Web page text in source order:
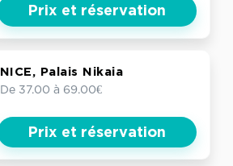
Prix et réservation
NICE, Palais Nikaia
De 37.00 à 69.00€
Prix et réservation